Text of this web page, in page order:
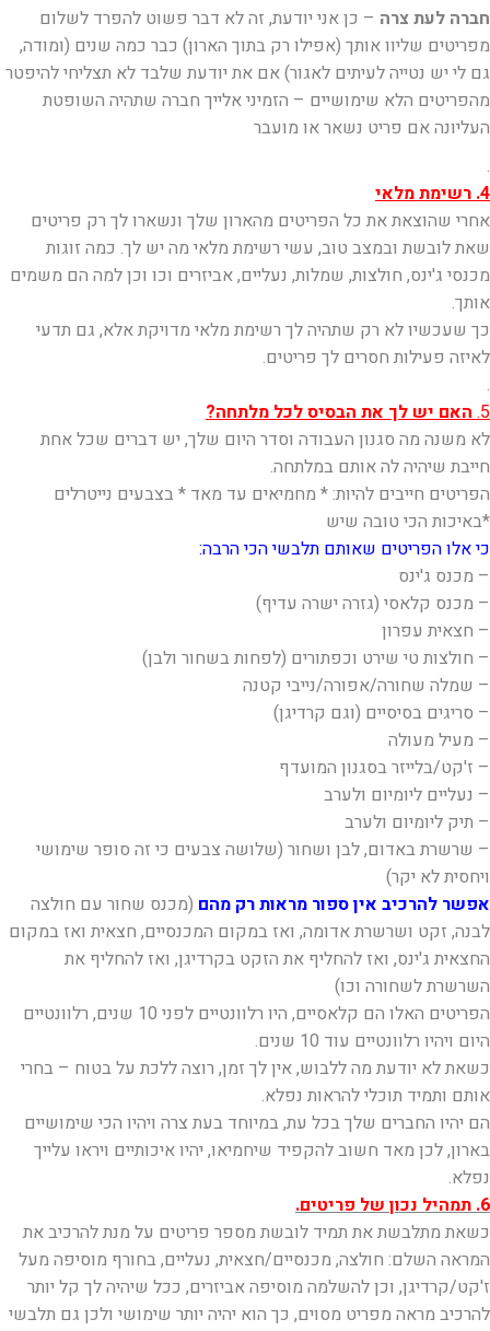
חברה לעת צרה – כן אני יודעת, זה לא דבר פשוט להפרד לשלום
מפריטים שליוו אותך (אפילו רק בתוך הארון) כבר כמה שנים (ומודה,
גם לי יש נטייה לעיתים לאגור) אם את יודעת שלבד לא תצליחי להיפטר
מהפריטים הלא שימושיים – הזמיני אלייך חברה שתהיה השופטת
העליונה אם פריט נשאר או מועבר
.
4. רשימת מלאי
אחרי שהוצאת את כל הפריטים מהארון שלך ונשארו לך רק פריטים
שאת לובשת ובמצב טוב, עשי רשימת מלאי מה יש לך. כמה זוגות
מכנסי ג'ינס, חולצות, שמלות, נעליים, אביזרים וכו וכן למה הם משמים
אותך.
כך שעכשיו לא רק שתהיה לך רשימת מלאי מדויקת אלא, גם תדעי
לאיזה פעילות חסרים לך פריטים.
.
5.האם יש לך את הבסיס לכל מלתחה?
לא משנה מה סגנון העבודה וסדר היום שלך, יש דברים שכל אחת
חייבת שיהיה לה אותם במלתחה.
הפריטים חייבים להיות: * מחמיאים עד מאד * בצבעים נייטרלים
*באיכות הכי טובה שיש
כי אלו הפריטים שאותם תלבשי הכי הרבה:
– מכנס ג'ינס
– מכנס קלאסי (גזרה ישרה עדיף)
– חצאית עפרון
– חולצות טי שירט וכפתורים (לפחות בשחור ולבן)
– שמלה שחורה/אפורה/נייבי קטנה
– סריגים בסיסיים (וגם קרדיגן)
– מעיל מעולה
– ז'קט/בלייזר בסגנון המועדף
– נעליים ליומיום ולערב
– תיק ליומיום ולערב
– שרשרת באדום, לבן ושחור (שלושה צבעים כי זה סופר שימושי
ויחסית לא יקר)
אפשר להרכיב אין ספור מראות רק מהם (מכנס שחור עם חולצה
לבנה, זקט ושרשרת אדומה, ואז במקום המכנסיים, חצאית ואז במקום
החצאית ג'ינס, ואז להחליף את הזקט בקרדיגן, ואז להחליף את
השרשרת לשחורה וכו)
הפריטים האלו הם קלאסיים, היו רלוונטיים לפני 10 שנים, רלוונטיים
היום ויהיו רלוונטיים עוד 10 שנים.
כשאת לא יודעת מה ללבוש, אין לך זמן, רוצה ללכת על בטוח – בחרי
אותם ותמיד תוכלי להראות נפלא.
הם יהיו החברים שלך בכל עת, במיוחד בעת צרה ויהיו הכי שימושיים
בארון, לכן מאד חשוב להקפיד שיחמיאו, יהיו איכותיים ויראו עלייך
נפלא.
6. תמהיל נכון של פריטים.
כשאת מתלבשת את תמיד לובשת מספר פריטים על מנת להרכיב את
המראה השלם: חולצה, מכנסיים/חצאית, נעליים, בחורף מוסיפה מעל
ז'קט/קרדיגן, וכן להשלמה מוסיפה אביזרים, ככל שיהיה לך קל יותר
להרכיב מראה מפריט מסוים, כך הוא יהיה יותר שימושי ולכן גם תלבשי